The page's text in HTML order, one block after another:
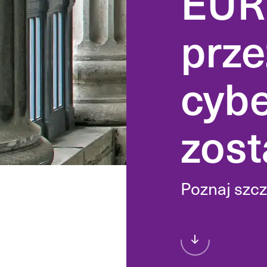
Prawne
wsparcie w
inwestycyjne na
nieruchomości.
Poznaj